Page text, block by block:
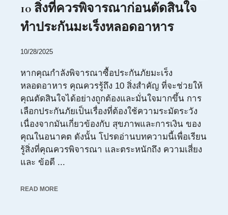
10 สิ่งที่ควรพิจารณาก่อนตัดสินใจ
ทำประกันมะเร็งหลอดอาหาร
10/28/2025
หากคุณกำลังพิจารณาซื้อประกันภัยมะเร็ง
หลอดอาหาร คุณควรรู้ถึง 10 สิ่งสำคัญ ที่จะช่วยให้
คุณตัดสินใจได้อย่างถูกต้องและมั่นใจมากขึ้น การ
เลือกประกันภัยเป็นเรื่องที่ต้องใช้ความระมัดระวัง
เนื่องจากมันเกี่ยวข้องกับ สุขภาพและการเงิน ของ
คุณในอนาคต ดังนั้น โปรดอ่านบทความนี้เพื่อเรียน
รู้สิ่งที่คุณควรพิจารณา และตระหนักถึง ความเสี่ยง
และ ข้อดี ...
READ MORE